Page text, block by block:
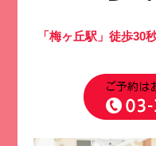
「梅ヶ丘駅」徒歩30